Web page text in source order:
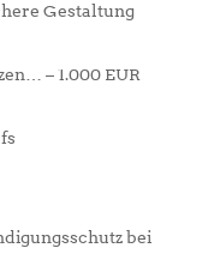
Gestaltung
– 1.000 EUR
bei